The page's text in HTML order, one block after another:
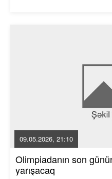
09.05.2026, 21:10
Olimpiadanın son
yarışacaq